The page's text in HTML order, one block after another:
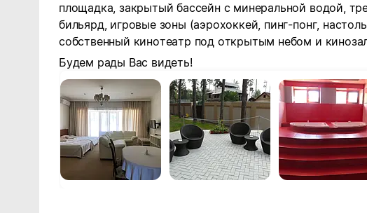
площадка, закрытый бассейн с минеральной водой,
бильярд, игровые зоны (аэрохоккей, пинг-понг,
собственный кинотеатр под открытым небом и
Будем рады Вас видеть!